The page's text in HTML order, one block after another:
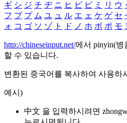
ギ シ ジ チ ヂ ニ ヒ ビ ピ ミ リ ウ
フ ブ プ ム ユ ュ ル エ ェ ケ ゲ セ
ォ コ ゴ ソ ゾ ト ド ノ ホ ボ ポ モ
http://chineseinput.net/에서 pinyin(
할 수 있습니다.
변환된 중국어를 복사하여 사용하
예시)
中文 을 입력하시려면